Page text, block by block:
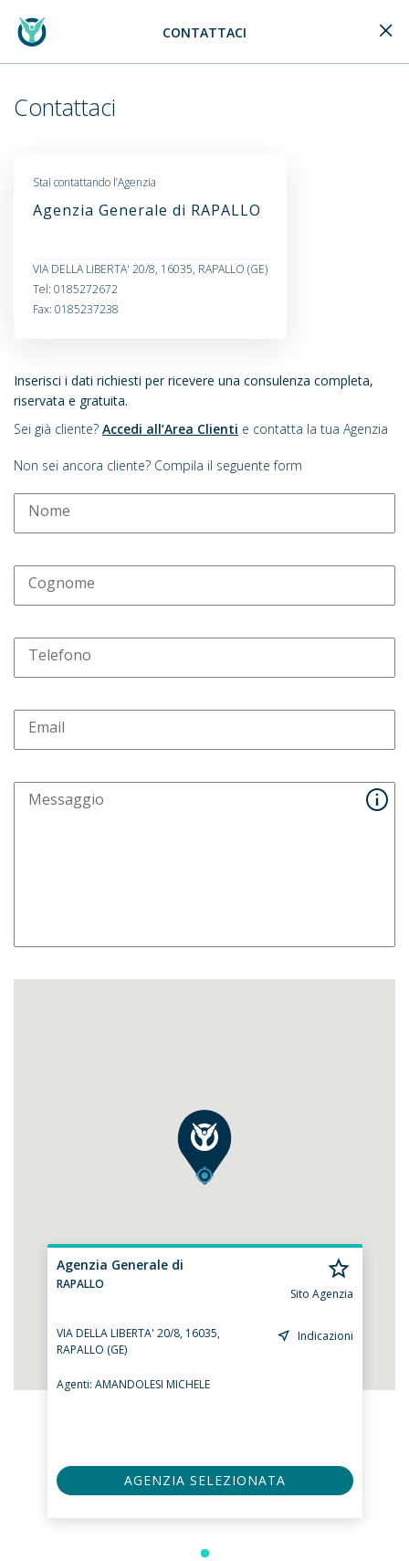
Generali Logo CONTATTACI
Contattaci
Inserisci i dati richiesti per ricevere una consulenza completa,
riservata e gratuita.
Sei già cliente? Accedi all’Area Clienti e contatta la tua Agenzia
Non sei ancora cliente? Compila il seguente form
Nome
Cognome
Telefono
Email
Messaggio
Stai contattando l’Agenzia
Agenzia Generale di RAPALLO
VIA DELLA LIBERTA' 20/8, 16035, RAPALLO (GE)
Tel: 0185272672
Fax: 0185237238
Agenzia Generale di
RAPALLO
Sito Agenzia
VIA DELLA LIBERTA' 20/8, 16035,
RAPALLO (GE)
Indicazioni
Agenti: AMANDOLESI MICHELE
AGENZIA SELEZIONATA